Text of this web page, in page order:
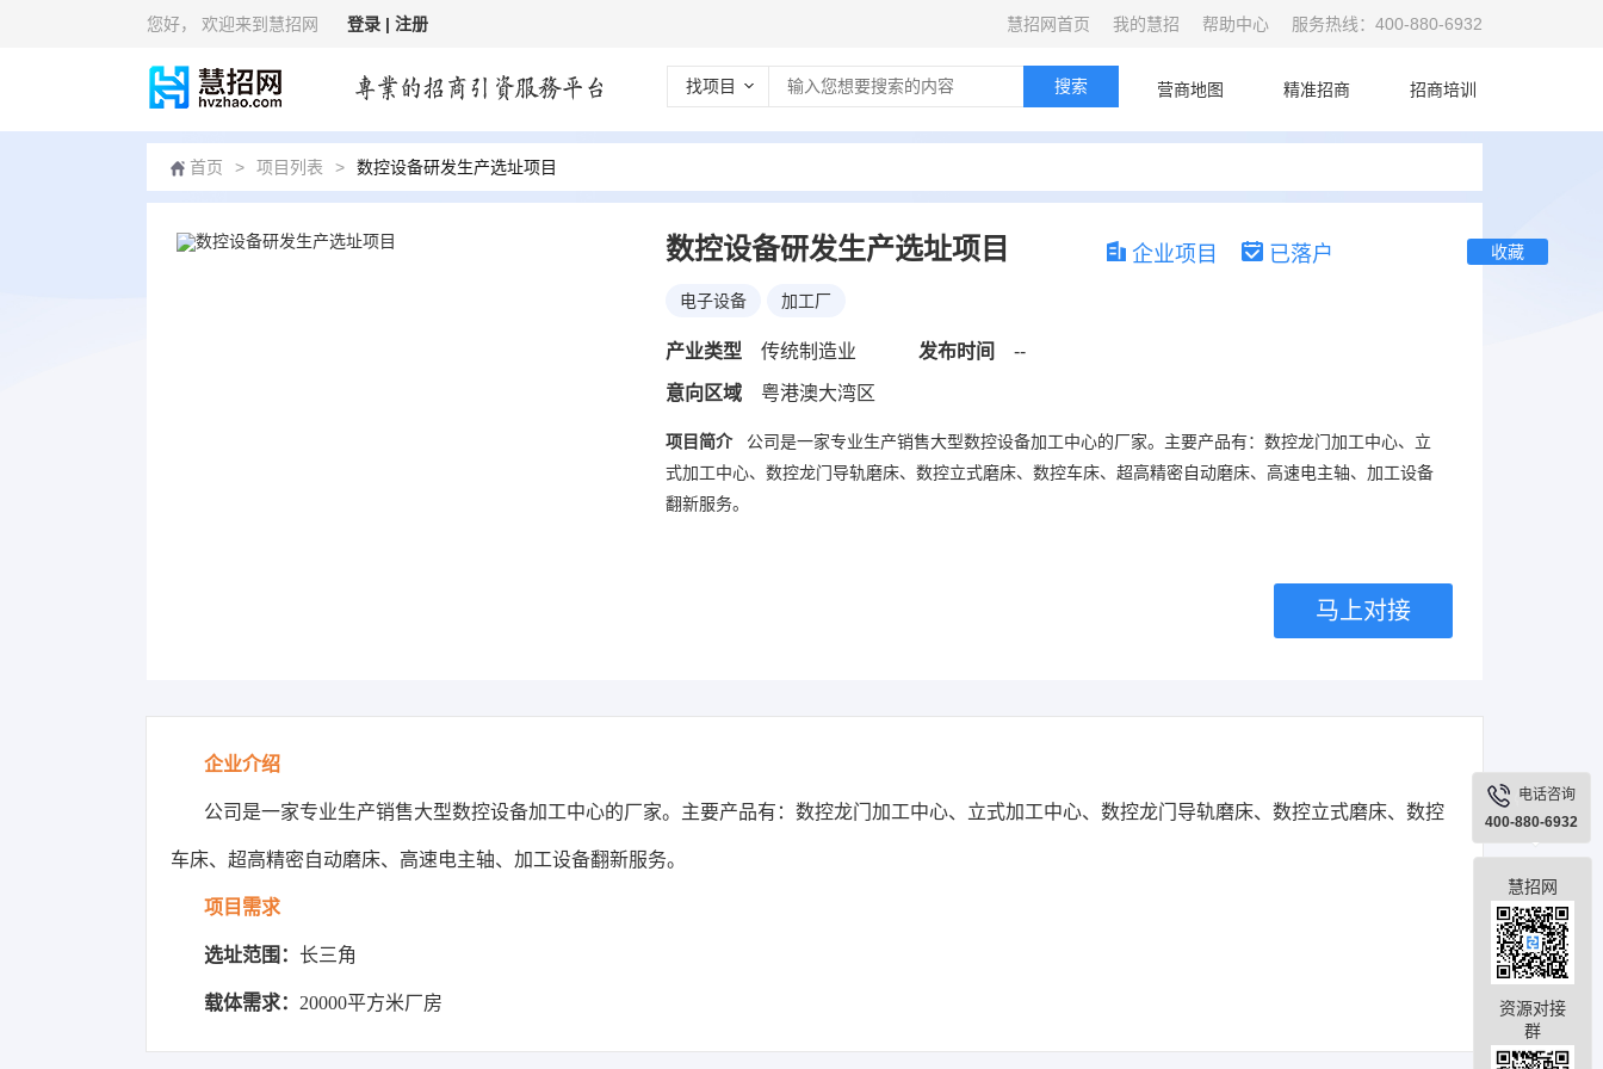
您好， 欢迎来到慧招网 登录 | 注册 慧招网首页 我的慧招 帮助中心 服务热线：400-880-6932
首页 营商地图 精准招商 招商培训
找项目 搜索
首页 > 项目列表 > 数控设备研发生产选址项目
数控设备研发生产选址项目 企业项目 已落户 收藏
电子设备 加工厂
产业类型 传统制造业 发布时间 --
意向区域 粤港澳大湾区
项目简介
公司是一家专业生产销售大型数控设备加工中心的厂家。主要产品有：数控龙门加工中心、立
式加工中心、数控龙门导轨磨床、数控立式磨床、数控车床、超高精密自动磨床、高速电主轴、加工设备
翻新服务。
马上对接
企业介绍
公司是一家专业生产销售大型数控设备加工中心的厂家。主要产品有：数控龙门加工中心、立式加工中心、数控龙门导轨磨床、数控立式磨床、数控
车床、超高精密自动磨床、高速电主轴、加工设备翻新服务。
项目需求
选址范围： 长三角
载体需求： 20000平方米厂房
电话咨询
400-880-6932
慧招网
资源对接
群